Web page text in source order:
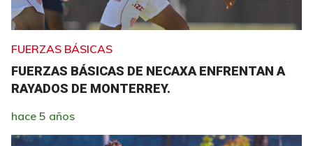
FUERZAS BÁSICAS
FUERZAS BÁSICAS DE NECAXA ENFRENTAN A
RAYADOS DE MONTERREY.
hace 5 años